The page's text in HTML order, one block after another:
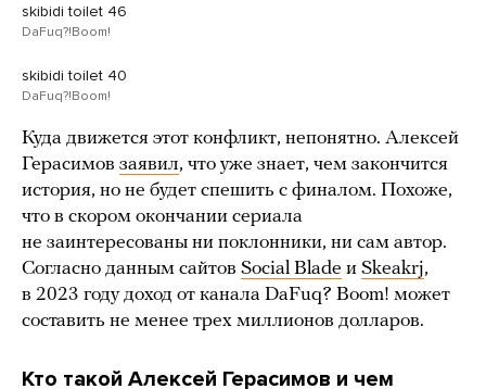
skibidi toilet 46
DaFuq?!Boom!
skibidi toilet 40
DaFuq?!Boom!
Куда движется этот конфликт, непонятно. Алексей
Герасимов заявил, что уже знает, чем закончится
история, но не будет спешить с финалом. Похоже,
что в скором окончании сериала
не заинтересованы ни поклонники, ни сам автор.
Согласно данным сайтов Social Blade и Skeakrj,
в 2023 году доход от канала DaFuq? Boom! может
составить не менее трех миллионов долларов.
Кто такой Алексей Герасимов и чем